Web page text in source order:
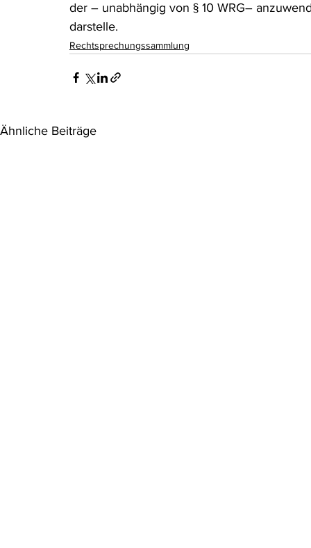
der – unabhängig von § 10 WRG–
darstelle.
Rechtsprechungssammlung
Ähnliche Beiträge